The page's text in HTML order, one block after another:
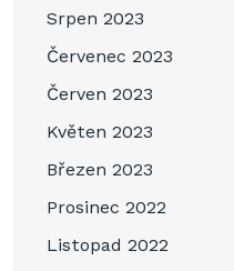
Srpen 2023
Červenec 2023
Červen 2023
Květen 2023
Březen 2023
Prosinec 2022
Listopad 2022